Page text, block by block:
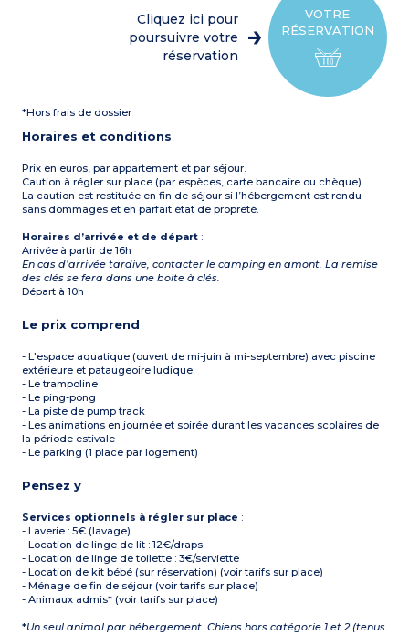
1 chambre avec 1 lit double
Terrasse couverte avec
Capacité max. 6
VOTRE
RÉSERVATION
Cliquez ici pour
poursuivre votre
réservation
*Hors frais de dossier
Horaires et conditions
Prix en euros, par appartement et par séjour.
Caution à régler sur place (par espèces, carte bancaire ou chèque)
La caution est restituée en fin de séjour si l’hébergement est rendu
sans dommages et en parfait état de propreté.
Horaires d’arrivée et de départ :
Arrivée à partir de 16h
En cas d’arrivée tardive, contacter le camping en amont. La remise
des clés se fera dans une boite à clés.
Départ à 10h
Le prix comprend
- L'espace aquatique (ouvert de mi-juin à mi-septembre) avec piscine
extérieure et pataugeoire ludique
- Le trampoline
- Le ping-pong
- La piste de pump track
- Les animations en journée et soirée durant les vacances scolaires de
la période estivale
- Le parking (1 place par logement)
Pensez y
Services optionnels à régler sur place :
- Laverie : 5€ (lavage)
- Location de linge de lit : 12€/draps
- Location de linge de toilette : 3€/serviette
- Location de kit bébé (sur réservation) (voir tarifs sur place)
- Ménage de fin de séjour (voir tarifs sur place)
- Animaux admis* (voir tarifs sur place)
*Un seul animal par hébergement. Chiens hors catégorie 1 et 2 (tenus